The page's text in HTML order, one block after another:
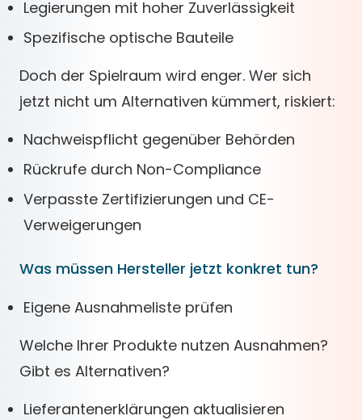
Legierungen mit hoher Zuverlässigkeit
Spezifische optische Bauteile
Doch der Spielraum wird enger. Wer sich
jetzt nicht um Alternativen kümmert, riskiert:
Nachweispflicht gegenüber Behörden
Rückrufe durch Non-Compliance
Verpasste Zertifizierungen und CE-
Verweigerungen
Was müssen Hersteller jetzt konkret tun?
Eigene Ausnahmeliste prüfen
Welche Ihrer Produkte nutzen Ausnahmen?
Gibt es Alternativen?
Lieferantenerklärungen aktualisieren